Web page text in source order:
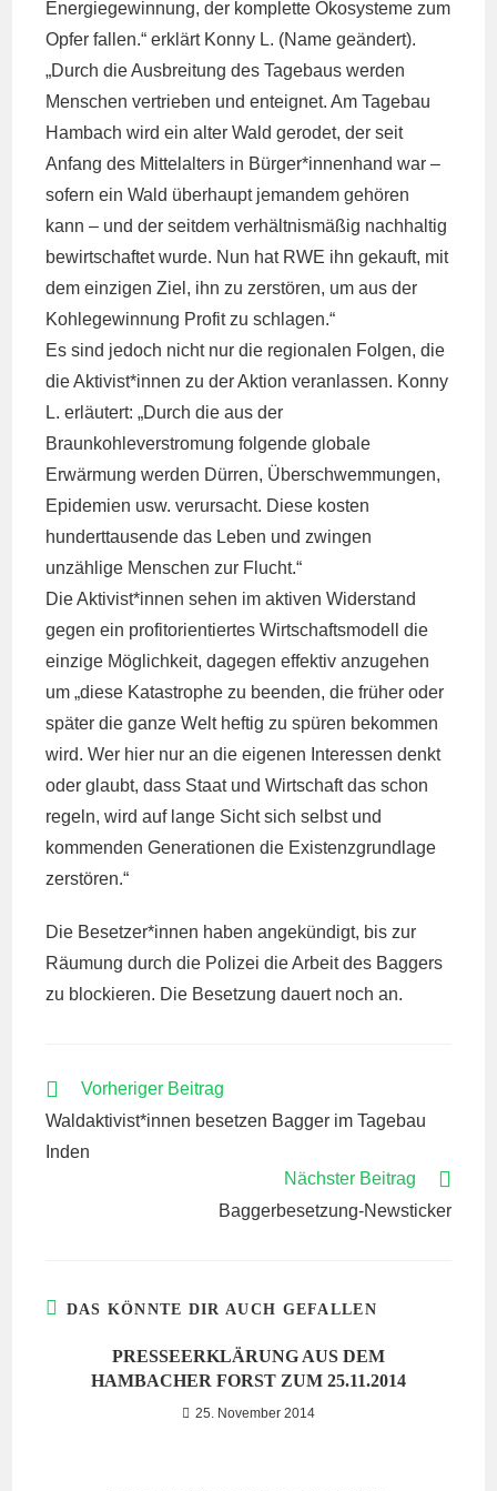
Energiegewinnung, der komplette Ökosysteme zum
Opfer fallen.“ erklärt Konny L. (Name geändert).
„Durch die Ausbreitung des Tagebaus werden
Menschen vertrieben und enteignet. Am Tagebau
Hambach wird ein alter Wald gerodet, der seit
Anfang des Mittelalters in Bürger*innenhand war –
sofern ein Wald überhaupt jemandem gehören
kann – und der seitdem verhältnismäßig nachhaltig
bewirtschaftet wurde. Nun hat RWE ihn gekauft, mit
dem einzigen Ziel, ihn zu zerstören, um aus der
Kohlegewinnung Profit zu schlagen.“
Es sind jedoch nicht nur die regionalen Folgen, die
die Aktivist*innen zu der Aktion veranlassen. Konny
L. erläutert: „Durch die aus der
Braunkohleverstromung folgende globale
Erwärmung werden Dürren, Überschwemmungen,
Epidemien usw. verursacht. Diese kosten
hunderttausende das Leben und zwingen
unzählige Menschen zur Flucht.“
Die Aktivist*innen sehen im aktiven Widerstand
gegen ein profitorientiertes Wirtschaftsmodell die
einzige Möglichkeit, dagegen effektiv anzugehen
um „diese Katastrophe zu beenden, die früher oder
später die ganze Welt heftig zu spüren bekommen
wird. Wer hier nur an die eigenen Interessen denkt
oder glaubt, dass Staat und Wirtschaft das schon
regeln, wird auf lange Sicht sich selbst und
kommenden Generationen die Existenzgrundlage
zerstören.“
Die Besetzer*innen haben angekündigt, bis zur
Räumung durch die Polizei die Arbeit des Baggers
zu blockieren. Die Besetzung dauert noch an.
WEITERE
ANSEHEN
Vorheriger Beitrag
Waldaktivist*innen besetzen Bagger im Tagebau
Inden
Nächster Beitrag
Baggerbesetzung-Newsticker
DAS KÖNNTE DIR AUCH GEFALLEN
PRESSEERKLÄRUNG AUS DEM
HAMBACHER FORST ZUM 25.11.2014
25. November 2014